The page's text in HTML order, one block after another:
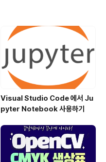
Visual Studio Code 에서 Ju
pyter Notebook 사용하기